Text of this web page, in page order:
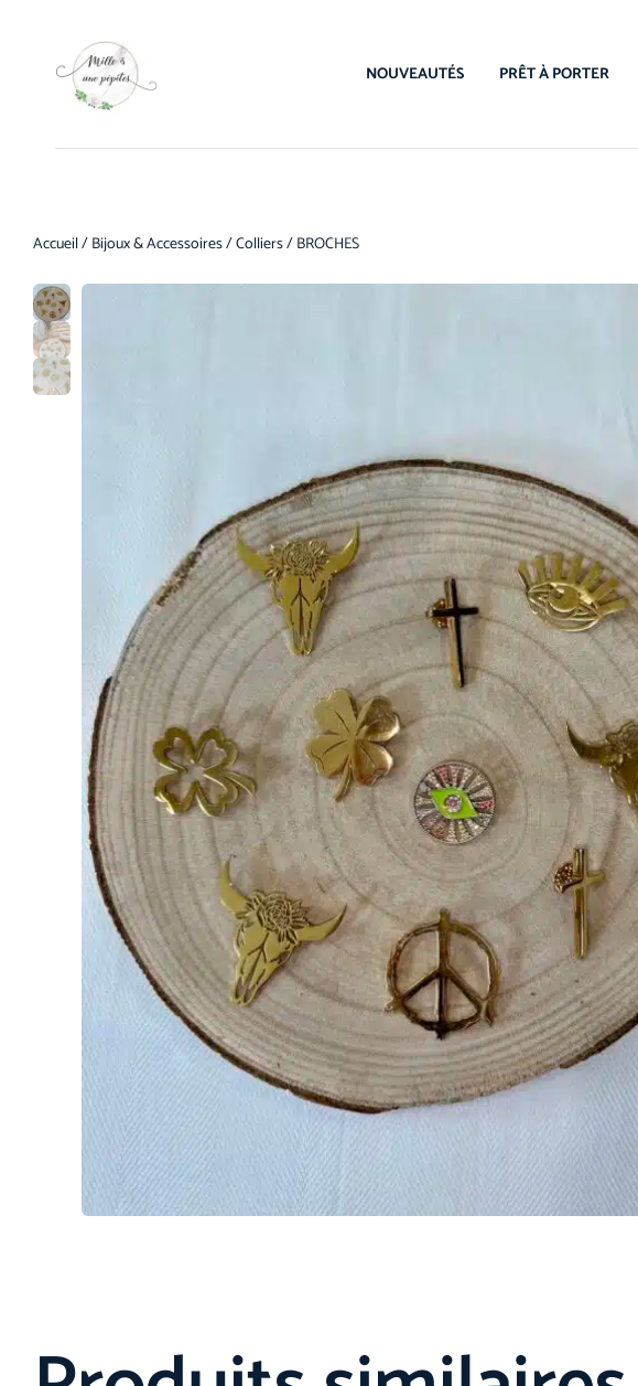
NOUVEAUTÉS PRÊT À PORTER
Accueil/Bijoux & Accessoires/Colliers/ BROCHES